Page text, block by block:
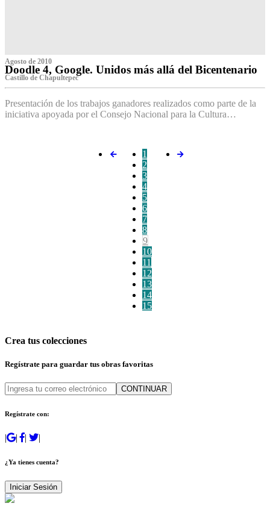
Agosto de 2010
Doodle 4, Google. Unidos más allá del Bicentenario
Castillo de Chapultepec
Presentación de los trabajos ganadores realizados como parte de la
iniciativa apoyada por el Consejo Nacional para la Cultura…
1
2
3
4
5
6
7
8
9
10
11
12
13
14
15
Crea tus colecciones
Regístrate para guardar tus obras favoritas
CONTINUAR
Regístrate con:
| | | |
¿Ya tienes cuenta?
Iniciar Sesión